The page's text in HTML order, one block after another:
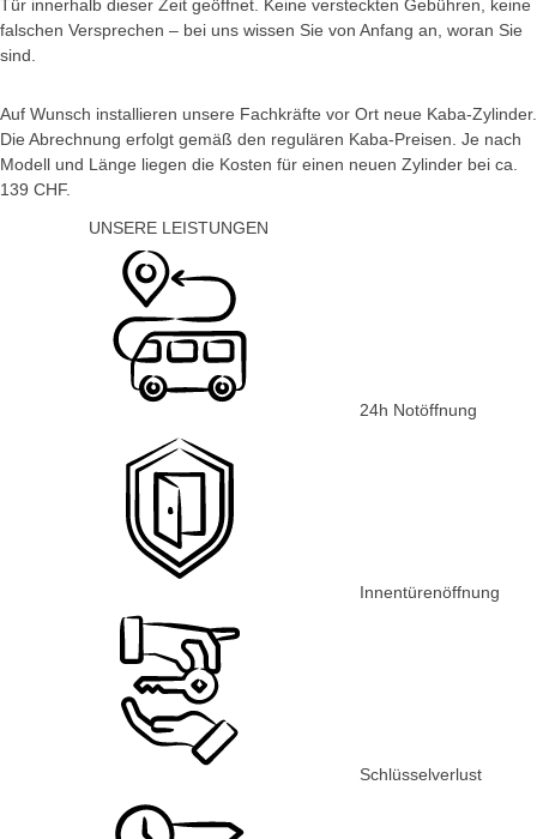
Tür innerhalb dieser Zeit geöffnet. Keine versteckten Gebühren, keine
falschen Versprechen – bei uns wissen Sie von Anfang an, woran Sie
sind.
Auf Wunsch installieren unsere Fachkräfte vor Ort neue Kaba-Zylinder.
Die Abrechnung erfolgt gemäß den regulären Kaba-Preisen. Je nach
Modell und Länge liegen die Kosten für einen neuen Zylinder bei ca.
139 CHF.
UNSERE LEISTUNGEN
24h Notöffnung
Innentürenöffnung
Schlüsselverlust